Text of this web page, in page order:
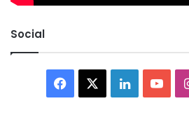
Social
Facebook LinkedIn